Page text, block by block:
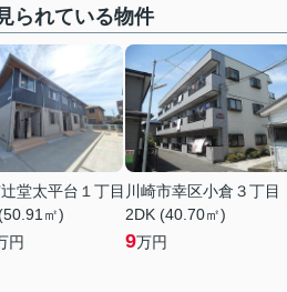
られている物件
堂太平台１丁目
㎡)
円
川崎市幸区小倉３丁目
2DK (40.70㎡)
9万円